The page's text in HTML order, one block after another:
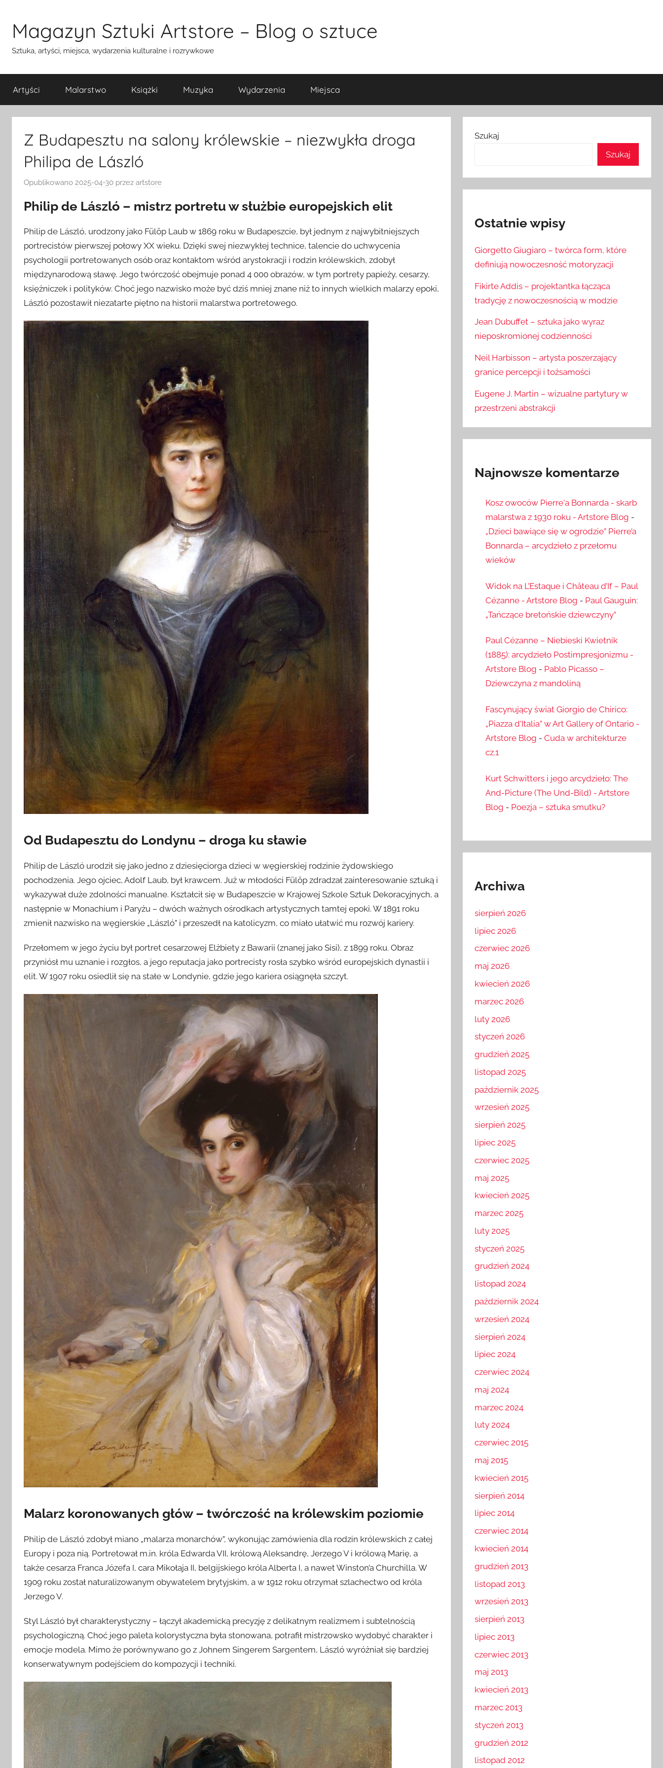
treściMagazyn Sztuki Artstore – Blog o sztuce
Sztuka, artyści, miejsca, wydarzenia kulturalne i rozrywkowe
Artyści Malarstwo Książki Muzyka Wydarzenia Miejsca
Z Budapesztu na salony królewskie – niezwykła droga
Philipa de László
Opublikowano 2025-04-30 przez artstore
Philip de László – mistrz portretu w służbie europejskich elit
Philip de László, urodzony jako Fülöp Laub w 1869 roku w Budapeszcie, był jednym z najwybitniejszych
portrecistów pierwszej połowy XX wieku. Dzięki swej niezwykłej technice, talencie do uchwycenia
psychologii portretowanych osób oraz kontaktom wśród arystokracji i rodzin królewskich, zdobył
międzynarodową sławę. Jego twórczość obejmuje ponad 4 000 obrazów, w tym portrety papieży, cesarzy,
księżniczek i polityków. Choć jego nazwisko może być dziś mniej znane niż to innych wielkich malarzy epoki,
László pozostawił niezatarte piętno na historii malarstwa portretowego.
Od Budapesztu do Londynu – droga ku sławie
Philip de László urodził się jako jedno z dziesięciorga dzieci w węgierskiej rodzinie żydowskiego
pochodzenia. Jego ojciec, Adolf Laub, był krawcem. Już w młodości Fülöp zdradzał zainteresowanie sztuką i
wykazywał duże zdolności manualne. Kształcił się w Budapeszcie w Krajowej Szkole Sztuk Dekoracyjnych, a
następnie w Monachium i Paryżu – dwóch ważnych ośrodkach artystycznych tamtej epoki. W 1891 roku
zmienił nazwisko na węgierskie „László” i przeszedł na katolicyzm, co miało ułatwić mu rozwój kariery.
Przełomem w jego życiu był portret cesarzowej Elżbiety z Bawarii (znanej jako Sisi), z 1899 roku. Obraz
przyniósł mu uznanie i rozgłos, a jego reputacja jako portrecisty rosła szybko wśród europejskich dynastii i
elit. W 1907 roku osiedlił się na stałe w Londynie, gdzie jego kariera osiągnęła szczyt.
Malarz koronowanych głów – twórczość na królewskim poziomie
Philip de László zdobył miano „malarza monarchów”, wykonując zamówienia dla rodzin królewskich z całej
Europy i poza nią. Portretował m.in. króla Edwarda VII, królową Aleksandrę, Jerzego V i królową Marię, a
także cesarza Franca Józefa I, cara Mikołaja II, belgijskiego króla Alberta I, a nawet Winston’a Churchilla. W
1909 roku został naturalizowanym obywatelem brytyjskim, a w 1912 roku otrzymał szlachectwo od króla
Jerzego V.
Styl László był charakterystyczny – łączył akademicką precyzję z delikatnym realizmem i subtelnością
psychologiczną. Choć jego paleta kolorystyczna była stonowana, potrafił mistrzowsko wydobyć charakter i
emocje modela. Mimo że porównywano go z Johnem Singerem Sargentem, László wyróżniał się bardziej
konserwatywnym podejściem do kompozycji i techniki.
Szukaj
Szukaj
Ostatnie wpisy
Giorgetto Giugiaro – twórca form, które
definiują nowoczesność motoryzacji
Fikirte Addis – projektantka łącząca
tradycję z nowoczesnością w modzie
Jean Dubuffet – sztuka jako wyraz
nieposkromionej codzienności
Neil Harbisson – artysta poszerzający
granice percepcji i tożsamości
Eugene J. Martin – wizualne partytury w
przestrzeni abstrakcji
Najnowsze komentarze
Kosz owoców Pierre'a Bonnarda - skarb
malarstwa z 1930 roku - Artstore Blog -
„Dzieci bawiące się w ogrodzie” Pierre’a
Bonnarda – arcydzieło z przełomu
wieków
Widok na L’Estaque i Château d’If – Paul
Cézanne - Artstore Blog - Paul Gauguin:
„Tańczące bretońskie dziewczyny”
Paul Cézanne – Niebieski Kwietnik
(1885): arcydzieło Postimpresjonizmu -
Artstore Blog - Pablo Picasso –
Dziewczyna z mandoliną
Fascynujący świat Giorgio de Chirico:
„Piazza d'Italia” w Art Gallery of Ontario -
Artstore Blog - Cuda w architekturze
cz.1
Kurt Schwitters i jego arcydzieło: The
And-Picture (The Und-Bild) - Artstore
Blog - Poezja – sztuka smutku?
Archiwa
sierpień 2026
lipiec 2026
czerwiec 2026
maj 2026
kwiecień 2026
marzec 2026
luty 2026
styczeń 2026
grudzień 2025
listopad 2025
październik 2025
wrzesień 2025
sierpień 2025
lipiec 2025
czerwiec 2025
maj 2025
kwiecień 2025
marzec 2025
luty 2025
styczeń 2025
grudzień 2024
listopad 2024
październik 2024
wrzesień 2024
sierpień 2024
lipiec 2024
czerwiec 2024
maj 2024
marzec 2024
luty 2024
czerwiec 2015
maj 2015
kwiecień 2015
sierpień 2014
lipiec 2014
czerwiec 2014
kwiecień 2014
grudzień 2013
listopad 2013
wrzesień 2013
sierpień 2013
lipiec 2013
czerwiec 2013
maj 2013
kwiecień 2013
marzec 2013
styczeń 2013
grudzień 2012
listopad 2012